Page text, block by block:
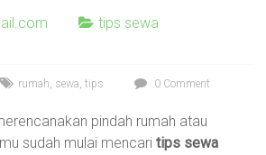
tips sewa
rumah, sewa,tips 0 Comment
pindah rumah atau
sudah mulai mencaritips sewa